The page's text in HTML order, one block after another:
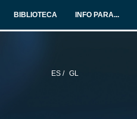
BIBLIOTECA INFO PARA...
ES / GL